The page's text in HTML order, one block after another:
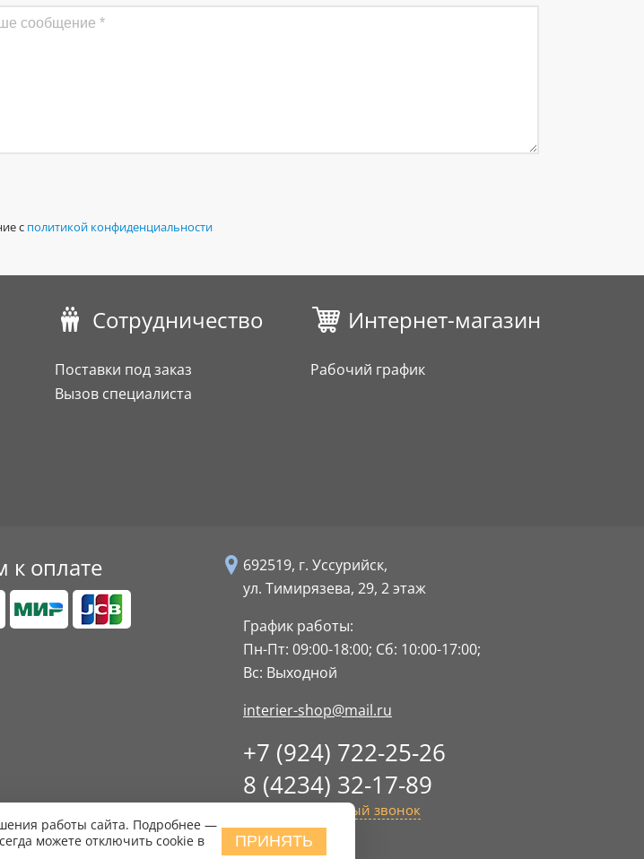
с политикой конфиденциальности
Сотрудничество
Поставки под заказ
Вызов специалиста
Интернет-магазин
Рабочий график
оплате
692519, г. Уссурийск,
ул. Тимирязева, 29, 2 этаж
График работы:
Пн-Пт: 09:00-18:00; Сб: 10:00-17:00;
Вс: Выходной
interier-shop@mail.ru
+7 (924) 722-25-26
8 (4234) 32-17-89
Заказать обратный звонок
работы сайта. Подробнее —
можете отключить cookie в
ПРИНЯТЬ